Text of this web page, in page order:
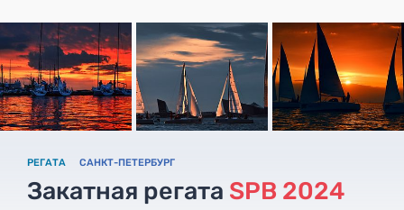
РЕГАТА САНКТ-ПЕТЕРБУРГ
Закатная регата SPB 2024